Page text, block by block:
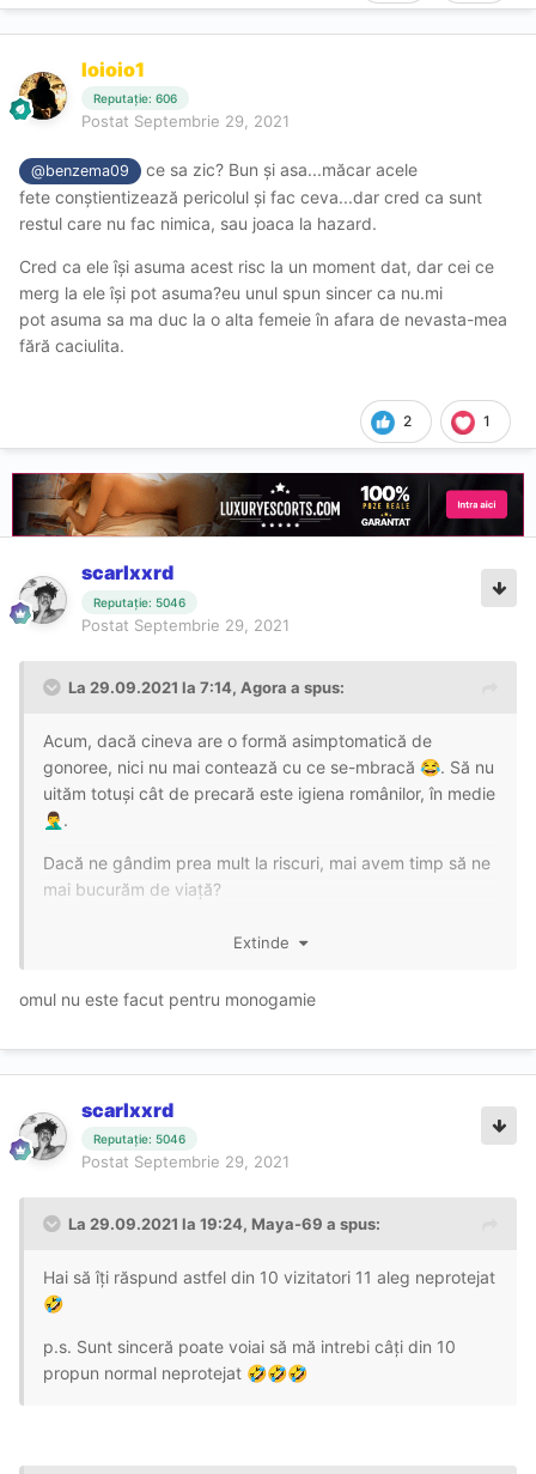
Este părerea mea și sper ca nu a deranjat pe nimeni fie ea
escorta sau client. Dacă am deranjat pe cineva îmi pare
Ioioio1
Reputație: 606
Postat Septembrie 29, 2021
@benzema09
ce sa zic? Bun și asa...măcar acele
fete conștientizează pericolul și fac ceva...dar cred ca sunt
restul care nu fac nimica, sau joaca la hazard.
Cred ca ele își asuma acest risc la un moment dat, dar cei ce
merg la ele își pot asuma?eu unul spun sincer ca nu.mi
pot asuma sa ma duc la o alta femeie în afara de nevasta-mea
fără caciulita.
2 1
scarlxxrd
Reputație: 5046
Postat Septembrie 29, 2021
La 29.09.2021 la 7:14, Agora a spus:
Acum, dacă cineva are o formă asimptomatică de
gonoree, nici nu mai contează cu ce se-mbracă 😂. Să nu
uităm totuși cât de precară este igiena românilor, în medie
🤦‍♂️ .
Dacă ne gândim prea mult la riscuri, mai avem timp să ne
mai bucurăm de viață?
mai zic de escorte care oferă anal și te trezești că împingi
Legat de ce spui că se mai petrece pe platourile de
hard-core preferat în industrie. Nu zic că nu ar fi
interesant și în privat acest stil, doar că uneori merită
explorată partea erotică, mai ales cu o parteneră stabilă.
Extinde
omul nu este facut pentru monogamie
scarlxxrd
Reputație: 5046
Postat Septembrie 29, 2021
La 29.09.2021 la 19:24, Maya-69 a spus:
Hai să îți răspund astfel din 10 vizitatori 11 aleg neprotejat
🤣
p.s. Sunt sinceră poate voiai să mă intrebi câți din 10
propun normal neprotejat 🤣🤣🤣